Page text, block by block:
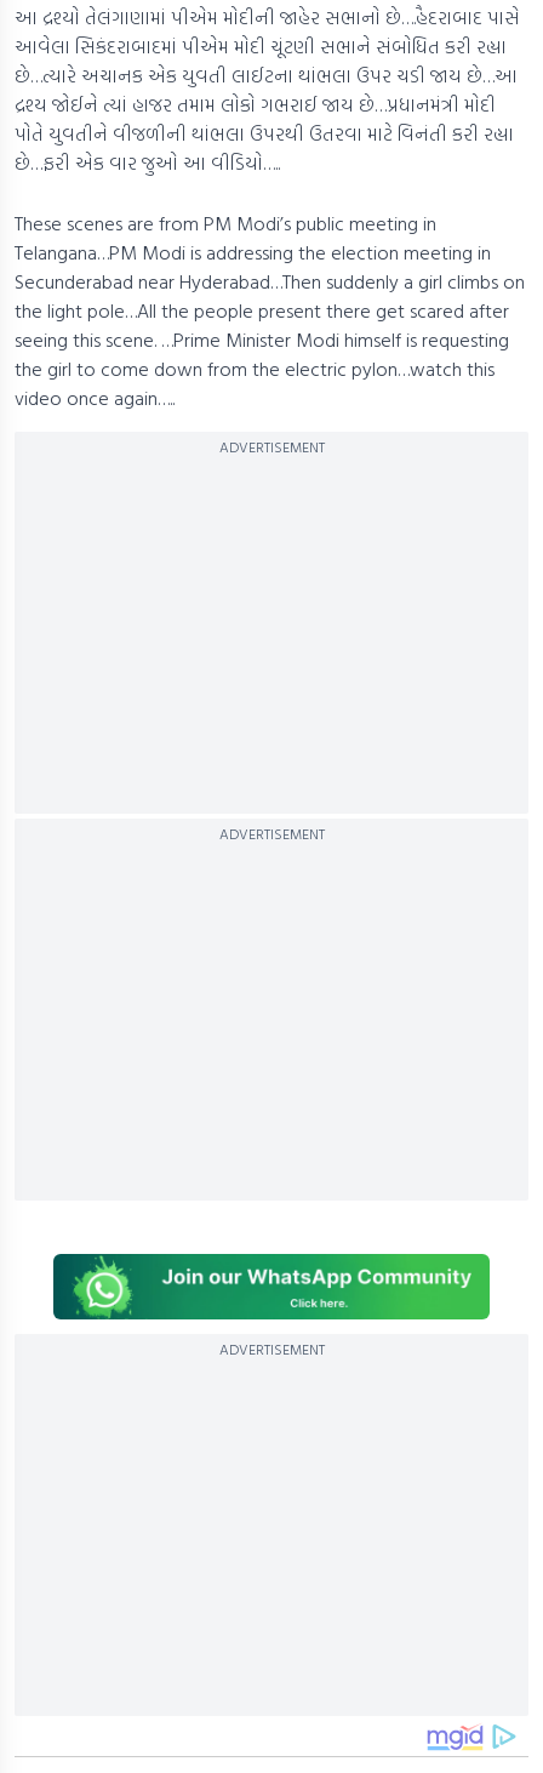
આ દ્રશ્યો તેલંગાણામાં પીએમ મોદીની જાહેર સભાનો છે….હૈદરાબાદ પાસે
આવેલા સિકંદરાબાદમાં પીએમ મોદી ચૂંટણી સભાને સંબોધિત કરી રહ્યા
છે…ત્યારે અચાનક એક યુવતી લાઈટના થાંભલા ઉપર ચડી જાય છે…આ
દ્રશ્ય જોઈને ત્યાં હાજર તમામ લોકો ગભરાઈ જાય છે…પ્રધાનમંત્રી મોદી
પોતે યુવતીને વીજળીની થાંભલા ઉપરથી ઉતરવા માટે વિનંતી કરી રહ્યા
છે…ફરી એક વાર જુઓ આ વીડિયો…..
These scenes are from PM Modi’s public meeting in
Telangana…PM Modi is addressing the election meeting in
Secunderabad near Hyderabad…Then suddenly a girl climbs on
the light pole…All the people present there get scared after
seeing this scene. …Prime Minister Modi himself is requesting
the girl to come down from the electric pylon…watch this
video once again…..
ADVERTISEMENT
ADVERTISEMENT
ADVERTISEMENT